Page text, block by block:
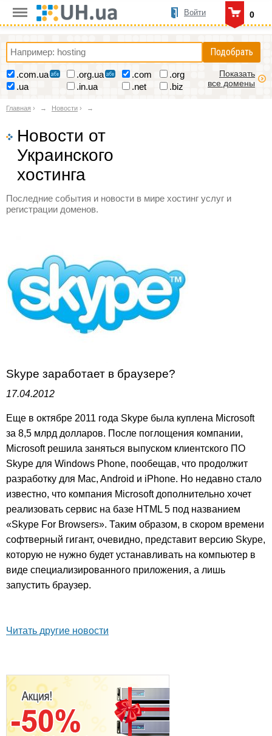
0
Войти
Подобрать
.com.ua .org.ua .com
.org
.ua
.in.ua .net .biz
Показать
все домены
Главная › Новости ›
Новости от
Украинского
хостинга
Последние события и новости в мире хостинг услуг и
регистрации доменов.
Skype заработает в браузере?
17.04.2012
Еще в октябре 2011 года Skype была куплена Microsoft
за 8,5 млрд долларов. После поглощения компании,
Microsoft решила заняться выпуском клиентского ПО
Skype для Windows Phone, пообещав, что продолжит
разработку для Mac, Android и iPhone. Но недавно стало
известно, что компания Microsoft дополнительно хочет
реализовать сервис на базе HTML 5 под названием
«Skype For Browsers». Таким образом, в скором времени
софтверный гигант, очевидно, представит версию Skype,
которую не нужно будет устанавливать на компьютер в
виде специализированного приложения, а лишь
запустить браузер.
Читать другие новости